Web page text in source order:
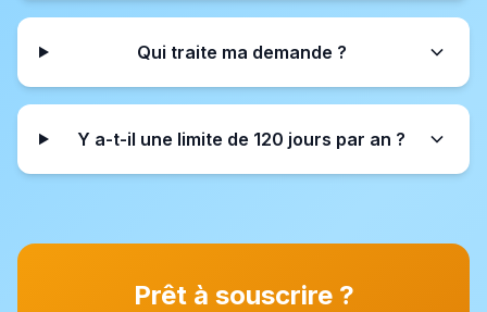
Qui traite ma demande ?
Y a-t-il une limite de 120 jours par an ?
Prêt à souscrire ?